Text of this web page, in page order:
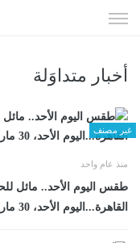
الى
أخبار متداوَلة
غير مصنف
منذ عام واحد
طقس اليوم الأحد.. مائل
القاهرة...اليوم الأحد، 30 مارس 2025 08:22 صـ منذ 55 دقيقة